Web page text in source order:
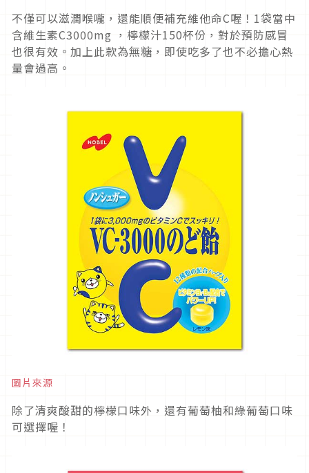
不僅可以滋潤喉嚨，還能順便補充維他命C喔！1袋當中
含維生素C3000mg ，檸檬汁150杯份，對於預防感冒
也很有效。加上此款為無糖，即使吃多了也不必擔心熱
量會過高。
圖片來源
除了清爽酸甜的檸檬口味外，還有葡萄柚和綠葡萄口味
可選擇喔！